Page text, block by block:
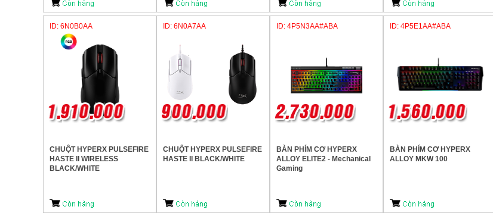
ID: 6N0B0AA
CHUỘT HYPERX PULSEFIRE
HASTE II WIRELESS
BLACK/WHITE
ID: 6N0A7AA
CHUỘT HYPERX PULSEFIRE
HASTE II BLACK/WHITE
ID: 4P5N3AA#ABA
BÀN PHÍM CƠ HYPERX
ALLOY ELITE2 - Mechanical
Gaming
ID: 4P5E1AA#ABA
BÀN PHÍM CƠ HYPERX
ALLOY MKW 100